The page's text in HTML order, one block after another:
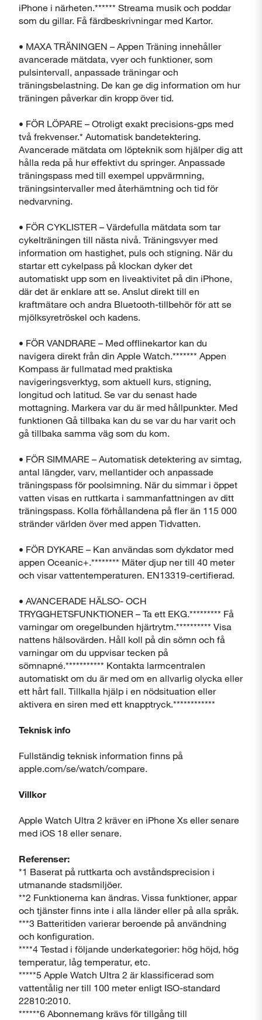
iPhone i närheten.****** Streama musik och poddar
som du gillar. Få färdbeskrivningar med Kartor.
• MAXA TRÄNINGEN – Appen Träning innehåller
avancerade mätdata, vyer och funktioner, som
pulsintervall, anpassade träningar och
träningsbelastning. De kan ge dig information om hur
träningen påverkar din kropp över tid.
• FÖR LÖPARE – Otroligt exakt precisions-gps med
två frekvenser.* Automatisk bandetektering.
Avancerade mätdata om löpteknik som hjälper dig att
hålla reda på hur effektivt du springer. Anpassade
träningspass med till exempel uppvärmning,
träningsintervaller med återhämtning och tid för
nedvarvning.
• FÖR CYKLISTER – Värdefulla mätdata som tar
cykelträningen till nästa nivå. Träningsvyer med
information om hastighet, puls och stigning. När du
startar ett cykelpass på klockan dyker det
automatiskt upp som en liveaktivitet på din iPhone,
där det är enklare att se. Anslut direkt till en
kraftmätare och andra Bluetooth-tillbehör för att se
mjölksyretröskel och kadens.
• FÖR VANDRARE – Med offlinekartor kan du
navigera direkt från din Apple Watch.******* Appen
Kompass är fullmatad med praktiska
navigeringsverktyg, som aktuell kurs, stigning,
longitud och latitud. Se var du senast hade
mottagning. Markera var du är med hållpunkter. Med
funktionen Gå tillbaka kan du se var du har varit och
gå tillbaka samma väg som du kom.
• FÖR SIMMARE – Automatisk detektering av simtag,
antal längder, varv, mellantider och anpassade
träningspass för poolsimning. När du simmar i öppet
vatten visas en ruttkarta i sammanfattningen av ditt
träningspass. Kolla förhållandena på fler än 115 000
stränder världen över med appen Tidvatten.
• FÖR DYKARE – Kan användas som dykdator med
appen Oceanic+.******** Mäter djup ner till 40 meter
och visar vattentemperaturen. EN13319-certifierad.
• AVANCERADE HÄLSO- OCH
TRYGGHETSFUNKTIONER – Ta ett EKG.********* Få
varningar om oregelbunden hjärtrytm.********** Visa
nattens hälsovärden. Håll koll på din sömn och få
varningar om du uppvisar tecken på
sömnapné.*********** Kontakta larmcentralen
automatiskt om du är med om en allvarlig olycka eller
ett hårt fall. Tillkalla hjälp i en nödsituation eller
aktivera en siren med ett knapptryck.************
Teknisk info
Fullständig teknisk information finns på
apple.com/se/watch/compare.
Villkor
Apple Watch Ultra 2 kräver en iPhone Xs eller senare
med iOS 18 eller senare.
Referenser:
*1 Baserat på ruttkarta och avståndsprecision i
utmanande stadsmiljöer.
**2 Funktionerna kan ändras. Vissa funktioner, appar
och tjänster finns inte i alla länder eller på alla språk.
***3 Batteritiden varierar beroende på användning
och konfiguration.
****4 Testad i följande underkategorier: hög höjd, hög
temperatur, låg temperatur, etc.
*****5 Apple Watch Ultra 2 är klassificerad som
vattentålig ner till 100 meter enligt ISO-standard
22810:2010.
******6 Abonnemang krävs för tillgång till